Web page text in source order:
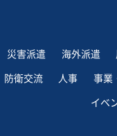
災害派遣 海外派遣
防衛交流
人事 事業
イベ